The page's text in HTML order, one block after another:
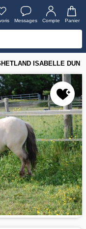
Messages Compte Panier
ISABELLE DUN